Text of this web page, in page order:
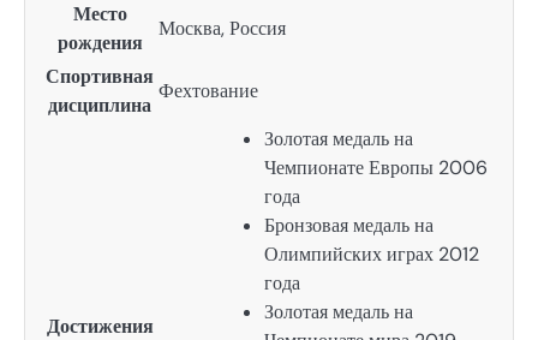
Место
рождения
Москва, Россия
Спортивная
дисциплина
Фехтование
Достижения
Золотая медаль на
Чемпионате Европы 2006
года
Бронзовая медаль на
Олимпийских играх 2012
года
Золотая медаль на